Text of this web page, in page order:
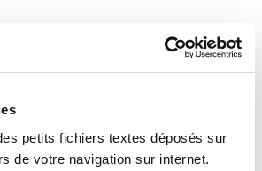
petits fichiers textes déposés sur
de votre navigation sur internet.
jusqu'à 90 jours